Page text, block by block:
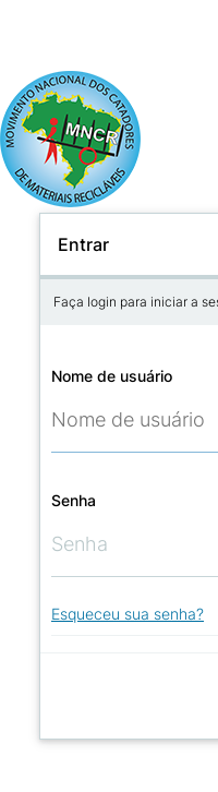
Entrar
Faça login para iniciar a
Nome de usuário
Senha
Esqueceu sua senha?